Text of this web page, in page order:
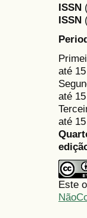
ISSN
ISSN
até
até
até
Este